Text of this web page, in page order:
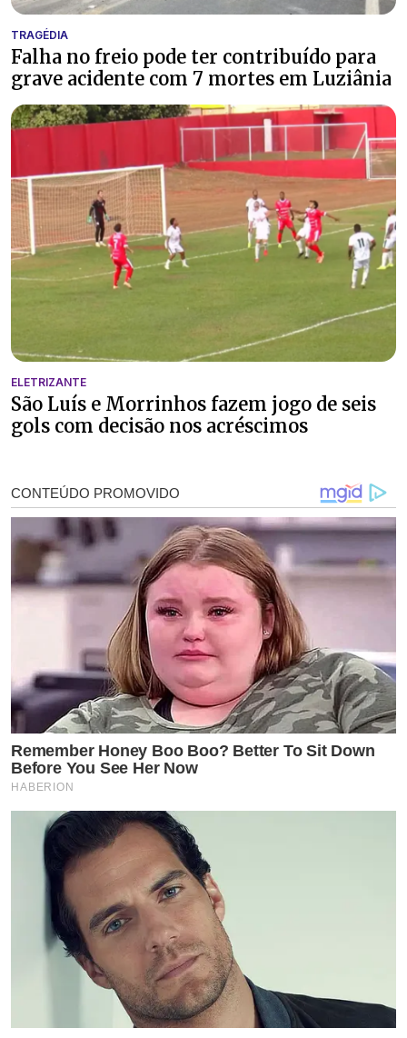
TRAGÉDIA
Falha no freio pode ter contribuído para
grave acidente com 7 mortes em Luziânia
ELETRIZANTE
São Luís e Morrinhos fazem jogo de seis
gols com decisão nos acréscimos